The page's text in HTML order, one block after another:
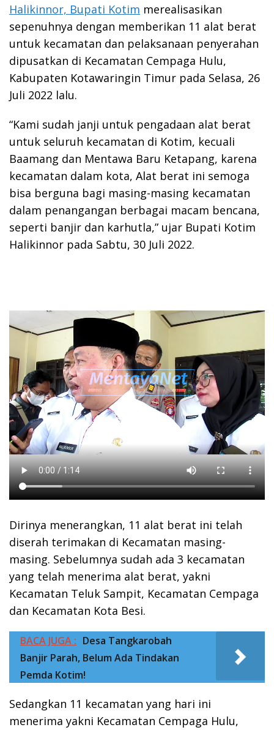
Halikinnor, Bupati Kotim merealisasikan
sepenuhnya dengan memberikan 11 alat berat
untuk kecamatan dan pelaksanaan penyerahan
dipusatkan di Kecamatan Cempaga Hulu,
Kabupaten Kotawaringin Timur pada Selasa, 26
Juli 2022 lalu.
“Kami sudah janji untuk pengadaan alat berat
untuk seluruh kecamatan di Kotim, kecuali
Baamang dan Mentawa Baru Ketapang, karena
kecamatan dalam kota, Alat berat ini semoga
bisa berguna bagi masing-masing kecamatan
dalam penangangan berbagai macam bencana,
seperti banjir dan karhutla,” ujar Bupati Kotim
Halikinnor pada Sabtu, 30 Juli 2022.
Dirinya menerangkan, 11 alat berat ini telah
diserah terimakan di Kecamatan masing-
masing. Sebelumnya sudah ada 3 kecamatan
yang telah menerima alat berat, yakni
Kecamatan Teluk Sampit, Kecamatan Cempaga
dan Kecamatan Kota Besi.
BACA JUGA : Desa Tangkarobah
Banjir Parah, Belum Ada Tindakan
Pemda Kotim!
Sedangkan 11 kecamatan yang hari ini
menerima yakni Kecamatan Cempaga Hulu,